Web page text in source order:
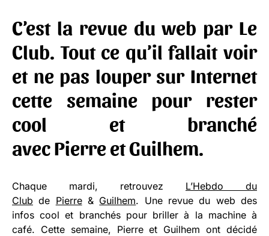
C’est la revue du web par Le
Club. Tout ce qu’il fallait voir
et ne pas louper sur Internet
cette semaine pour rester
cool et branché
avecPierreetGuilhem.
Chaque mardi, retrouvez L’Hebdo du
Club de Pierre& Guilhem. Une revue du web des
infos cool et branchés pour briller à la machine à
café. Cette semaine, Pierre et Guilhem ont décidé